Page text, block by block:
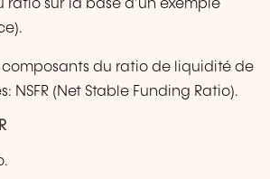
sur la base d’un exemple
composants du ratio de liquidité de
NSFR (Net Stable Funding Ratio).